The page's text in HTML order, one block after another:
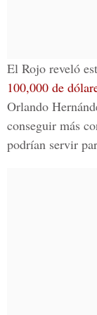
El Rojo reveló
100,000 de
Orlando
conseguir más
podrían servir